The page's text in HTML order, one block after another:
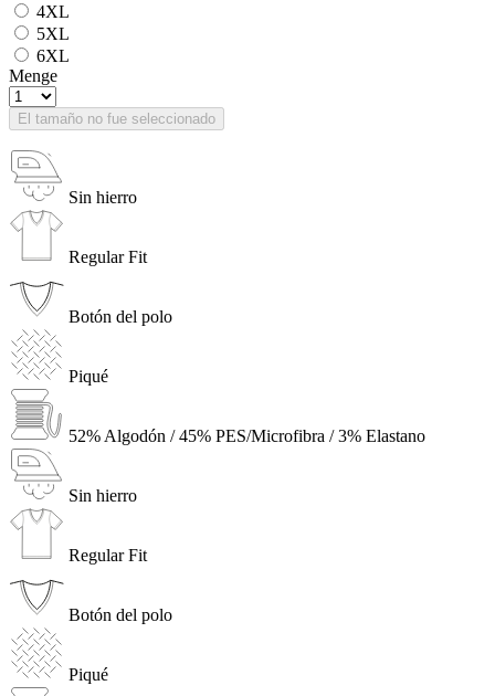
4XL
5XL
6XL
Menge
El tamaño no fue seleccionado
Sin hierro
Regular Fit
Botón del polo
Piqué
52% Algodón / 45% PES/Microfibra / 3% Elastano
Sin hierro
Regular Fit
Botón del polo
Piqué